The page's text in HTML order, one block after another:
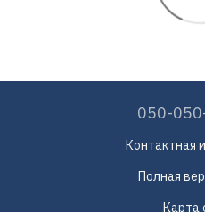
050-
Контактная
Полная
Карта